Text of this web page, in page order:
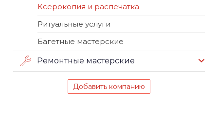
Ксерокопия и распечатка
Ритуальные услуги
Багетные мастерские
Ремонтные мастерские
Добавить компанию